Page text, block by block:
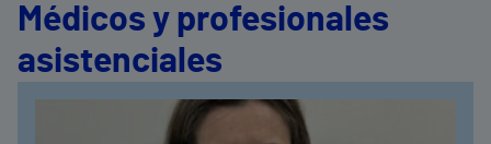
Médicos y profesionales
asistenciales